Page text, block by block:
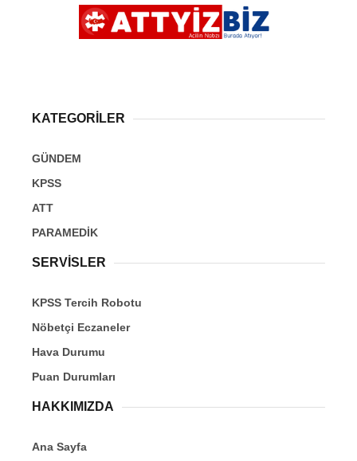
KATEGORİLER
GÜNDEM
KPSS
ATT
PARAMEDİK
SERVİSLER
KPSS Tercih Robotu
Nöbetçi Eczaneler
Hava Durumu
Puan Durumları
HAKKIMIZDA
Ana Sayfa